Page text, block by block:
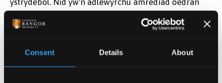
Consent Details About
ystrydebol. Nid yw'n adlewyrchu amrediad oedran
ydynt. Nid yw'n cydnabod ychwaith bod sawl agwedd
myfyrwyr iau.